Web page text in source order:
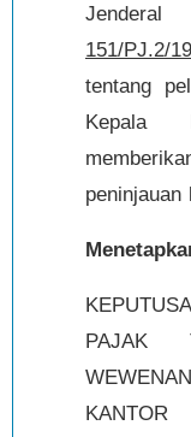
151/PJ.2/
tentang
Kepala
peninjauan
PAJAK
KANTOR